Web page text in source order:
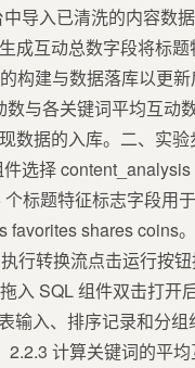
导入已清洗的内容数
成互动总数字段将标题
构建与数据落库以更
与各关键词平均互动
数据的入库。二、实验
选择 content_analysis
标题特征标志字段用
shares coins。
行转换流点击运行按
入 SQL 组件双击打开
输入、排序记录和分组
计算关键词的平均